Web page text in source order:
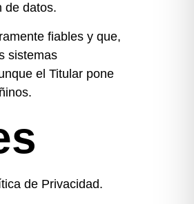
de datos.
fiables y que,
sistemas
el Titular pone
de Privacidad.